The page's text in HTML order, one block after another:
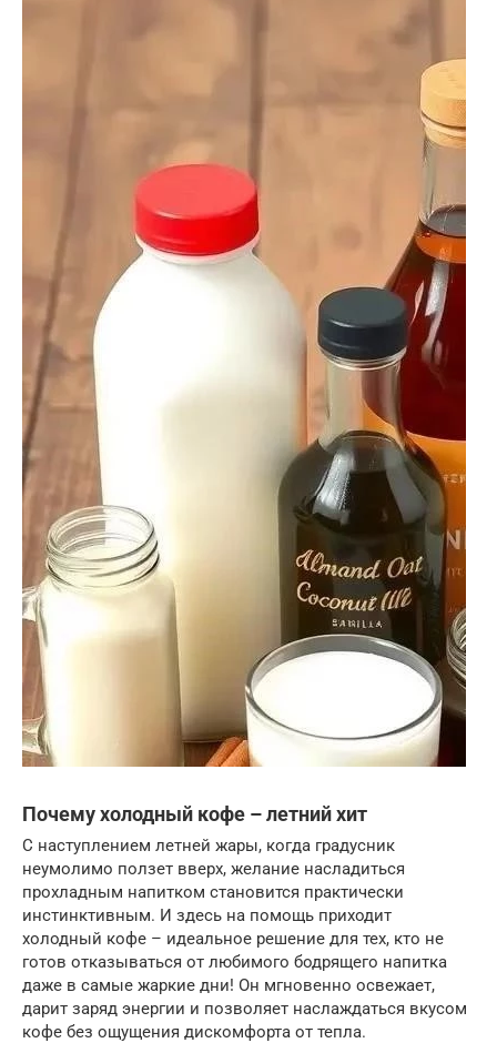
Почему холодный кофе – летний хит
С наступлением летней жары, когда градусник
неумолимо ползет вверх, желание насладиться
прохладным напитком становится практически
инстинктивным. И здесь на помощь приходит
холодный кофе – идеальное решение для тех, кто не
готов отказываться от любимого бодрящего напитка
даже в самые жаркие дни! Он мгновенно освежает,
дарит заряд энергии и позволяет наслаждаться вкусом
кофе без ощущения дискомфорта от тепла.